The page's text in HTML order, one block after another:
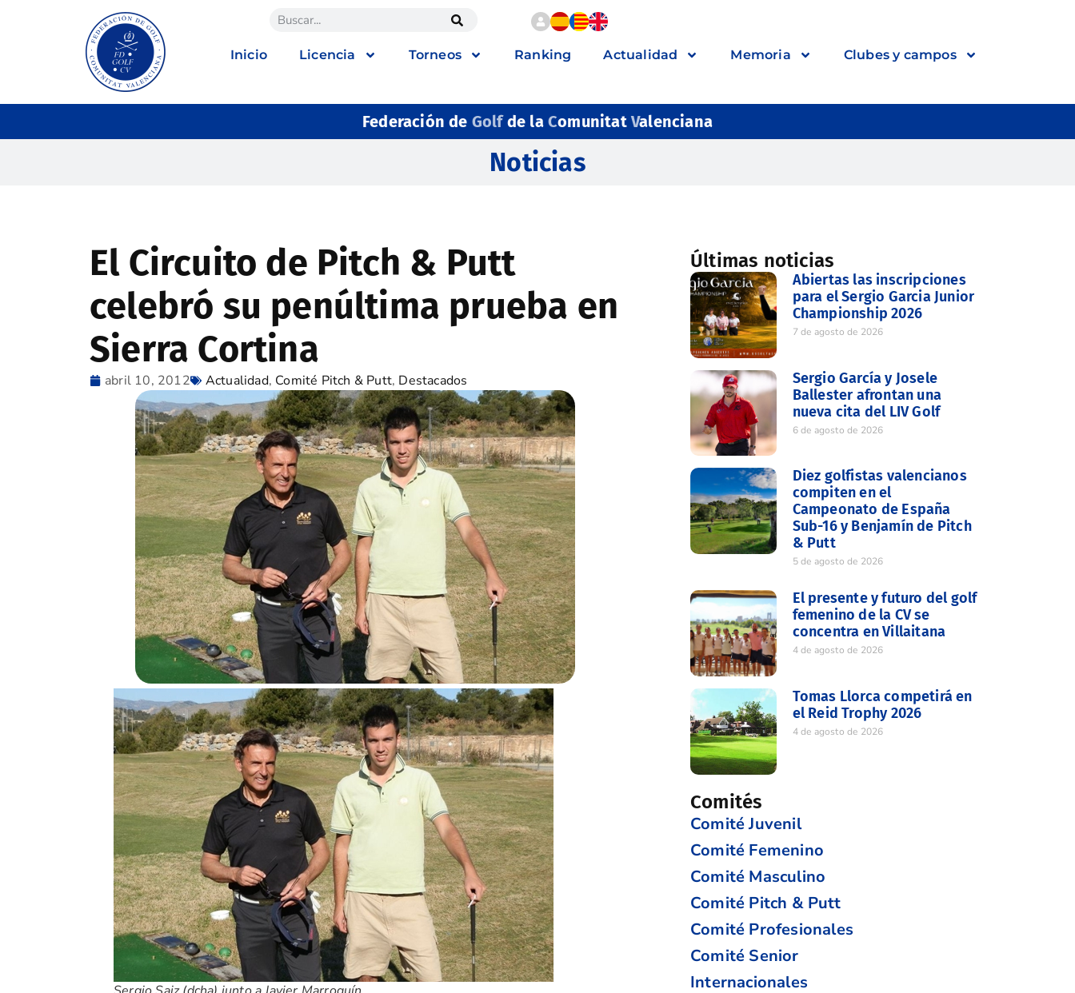
Inicio Licencia Torneos Ranking Actualidad Memoria Clubes y campos
Federación de Golfde la ComunitatValenciana
Noticias
El Circuito de Pitch & Putt
celebró su penúltima prueba en
Sierra Cortina
abril 10, 2012 Actualidad, Comité Pitch & Putt, Destacados
Últimas noticias
Abiertas las inscripciones
para el Sergio Garcia Junior
Championship 2026
7 de agosto de 2026
Sergio García y Josele
Ballester afrontan una
nueva cita del LIV Golf
6 de agosto de 2026
Diez golfistas valencianos
compiten en el
Campeonato de España
Sub-16 y Benjamín de Pitch
& Putt
5 de agosto de 2026
El presente y futuro del golf
femenino de la CV se
concentra en Villaitana
4 de agosto de 2026
Tomas Llorca competirá en
el Reid Trophy 2026
4 de agosto de 2026
Comités
Comité Juvenil
Comité Femenino
Comité Masculino
Comité Pitch & Putt
Comité Profesionales
Comité Senior
Internacionales